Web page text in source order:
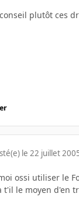
conseil plutôt ces
le 22 juillet
ossi utiliser le
t'il le moyen d'en